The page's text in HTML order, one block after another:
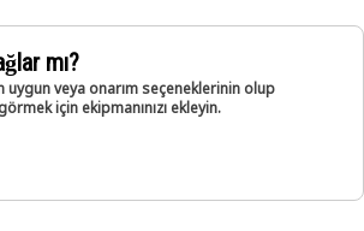
mı?
uygun veya onarım seçeneklerinin olup
için ekipmanınızı ekleyin.